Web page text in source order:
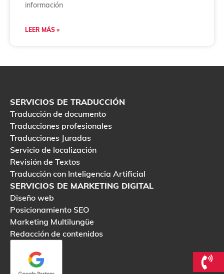
información
LEER MÁS »
SERVICIOS DE TRADUCCIÓN
Traducción de documento
Traducciones profesionales
Traducciones Juradas
Servicio de localización
Revisión de Textos
Traducción con Inteligencia Artificial
SERVICIOS DE MARKETING DIGITAL
Diseño web
Posicionamiento SEO
Marketing Multilungüe
Redacción de contenidos